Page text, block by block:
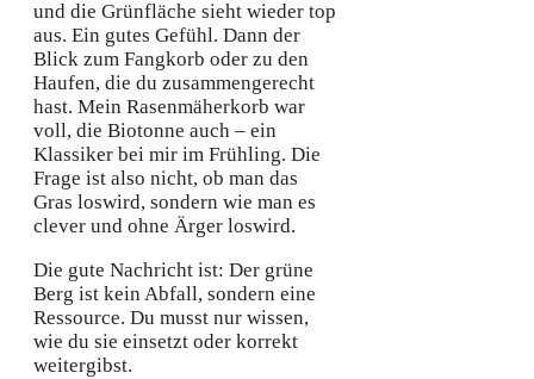
und die Grünfläche sieht wieder top
aus. Ein gutes Gefühl. Dann der
Blick zum Fangkorb oder zu den
Haufen, die du zusammengerecht
hast. Mein Rasenmäherkorb war
voll, die Biotonne auch – ein
Klassiker bei mir im Frühling. Die
Frage ist also nicht, ob man das
Gras loswird, sondern wie man es
clever und ohne Ärger loswird.
Die gute Nachricht ist: Der grüne
Berg ist kein Abfall, sondern eine
Ressource. Du musst nur wissen,
wie du sie einsetzt oder korrekt
weitergibst.